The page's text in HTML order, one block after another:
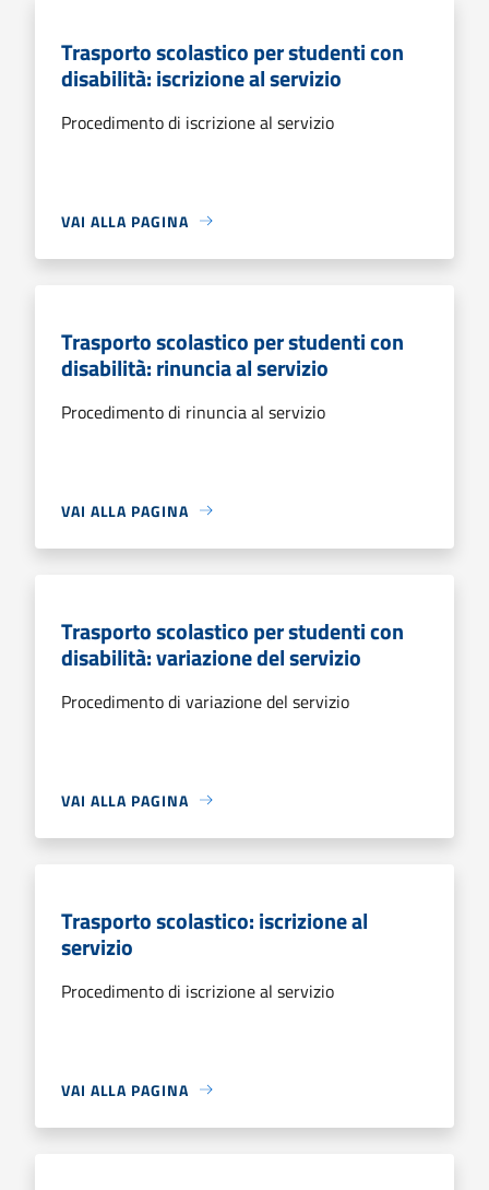
Trasporto scolastico per studenti con
disabilità: iscrizione al servizio
Procedimento di iscrizione al servizio
VAI ALLA PAGINA
Trasporto scolastico per studenti con
disabilità: rinuncia al servizio
Procedimento di rinuncia al servizio
VAI ALLA PAGINA
Trasporto scolastico per studenti con
disabilità: variazione del servizio
Procedimento di variazione del servizio
VAI ALLA PAGINA
Trasporto scolastico: iscrizione al
servizio
Procedimento di iscrizione al servizio
VAI ALLA PAGINA